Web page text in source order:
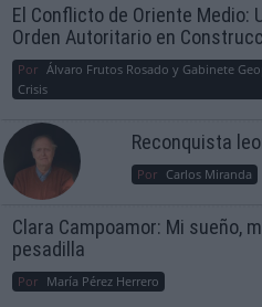
El Conflicto de Oriente Medio:
Orden Autoritario en
Por Álvaro Frutos Rosado y Gabinete
Crisis
Reconquista
Por Carlos Miranda
Clara Campoamor: Mi sueño,
pesadilla
Por María Pérez Herrero